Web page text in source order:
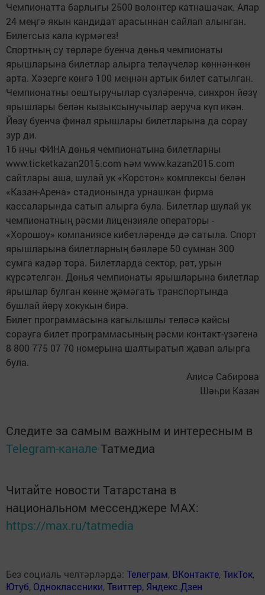
Чемпионатта барлыгы 2500 волонтер катнашачак. Алар
24 меңгә якын кандидат арасыннан сайлап алынган.
Билетсыз кала күрмәгез!
Спортның су төрләре буенча дөнья чемпионаты
ярышларына билетлар алырга теләүчеләр көннән-көн
арта. Хәзерге көнгә 100 меңнән артык билет сатылган.
Чемпионатны оештыручылар сүзләренчә, синхрон йөзү
ярышлары белән кызыксынучылар аеруча күп икән.
Йөзү буенча финал ярышлары билетларына да сорау
зур ди.
16 нчы ФИНА дөнья чемпионатына билетларны
www.ticketkazan2015.com һәм www.kazan2015.com
сайтлары аша, шулай ук «Корстон» комплексы белән
«Казан-Арена» стадионында урнашкан фирма
кассаларында сатып алырга була. Билетлар шулай ук
чемпионатның рәсми лицензияле операторы -
«Хорошоу» компаниясе кибетләрендә дә сатыла. Спорт
ярышларына билетларның бәяләре 50 сумнан 300
сумга кадәр тора. Билетларда сектор, рәт, урын
күрсәтелгән. Дөнья чемпионаты ярышларына билетлар
ярышлар булган көнне җәмәгать транспортында
бушлай йөрү хокукын бирә.
Билет программасына кагылышлы теләсә кайсы
сорауга билет программасының рәсми контакт-үзәгенә
8 800 775 07 70 номерына шалтыратып җавап алырга
була.
Алисә Сабирова
Шәһри Казан
Следите за самым важным и интересным в
Telegram-канале Татмедиа
Читайте новости Татарстана в
национальном мессенджере MАХ:
https://max.ru/tatmedia
Без социаль челтәрләрдә: Телеграм, ВКонтакте,ТикТок,
Ютуб, Одноклассники,Твиттер, Яндекс.Дзен